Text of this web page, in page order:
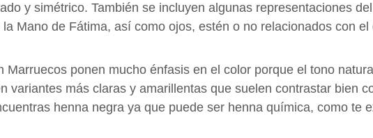
y simétrico. También se incluyen algunas representaciones
Mano de Fátima, así como ojos, estén o no relacionados con
Marruecos ponen mucho énfasis en el color porque el tono
variantes más claras y amarillentas que suelen contrastar bien
henna negra ya que puede ser henna química, como te